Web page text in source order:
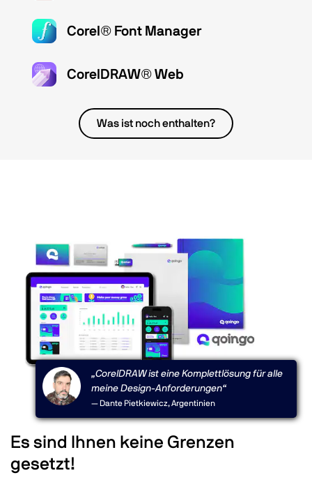
Corel® Font Manager
CorelDRAW® Web
Was ist noch enthalten?
„CorelDRAW ist eine Komplettlösung für alle
meine Design-Anforderungen“
— Dante Pietkiewicz, Argentinien
Es sind Ihnen keine Grenzen
gesetzt!